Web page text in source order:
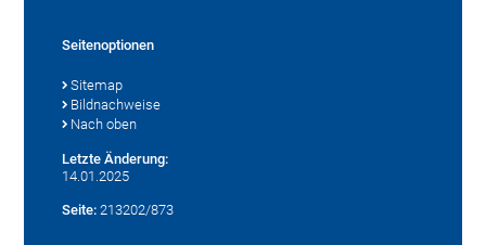
Seitenoptionen
Sitemap
Bildnachweise
Nach oben
Letzte Änderung:
14.01.2025
Seite: 213202/873